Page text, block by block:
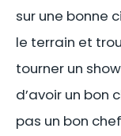
sur une bonne
le terrain et
tourner un
d’avoir un bon
pas un bon